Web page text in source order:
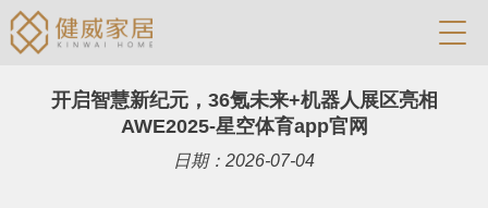
开启智慧新纪元，36氪未来+机器人展区亮相
AWE2025-星空体育app官网
日期：2026-07-04